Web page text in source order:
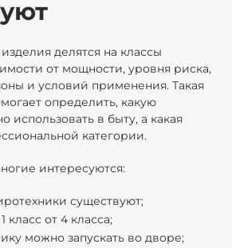
делятся на классы
от мощности, уровня риска,
и условий применения. Такая
определить, какую
использовать в быту, а какая
категории.
интересуются:
существуют;
класс от 4 класса;
можно запускать во дворе;